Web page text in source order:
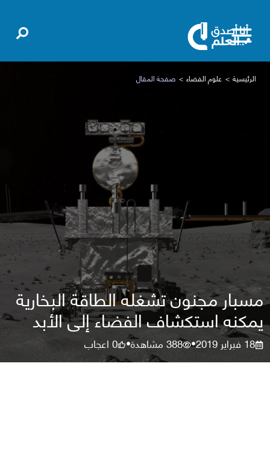
الرئيسية علوم الفضاء صفحة المقال
مسبار مجنون تشغله الطاقة البخارية
يمكنه استكشاف الفضاء إلى الأبد
18 فبراير 2019 •
388مشاهدة•
0اعجاب